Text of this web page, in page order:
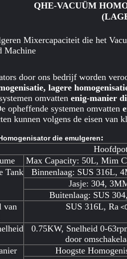
QHE-VACUÜM
Mixercapaciteit die het
Machine
door ons bedrijf worden
lagere
omvatten enig-manier
opheffende systemen omvatten
kunnen volgens de eisen van
die emulgeren:
Max Capacity: 50L, Mim
Tank Binnenlaag: SUS 316L,
Jasje: 304,
Buitenlaag: SUS
van
SUS 316L, Ra
0.75KW, Snelheid 0-
door
Hoogste